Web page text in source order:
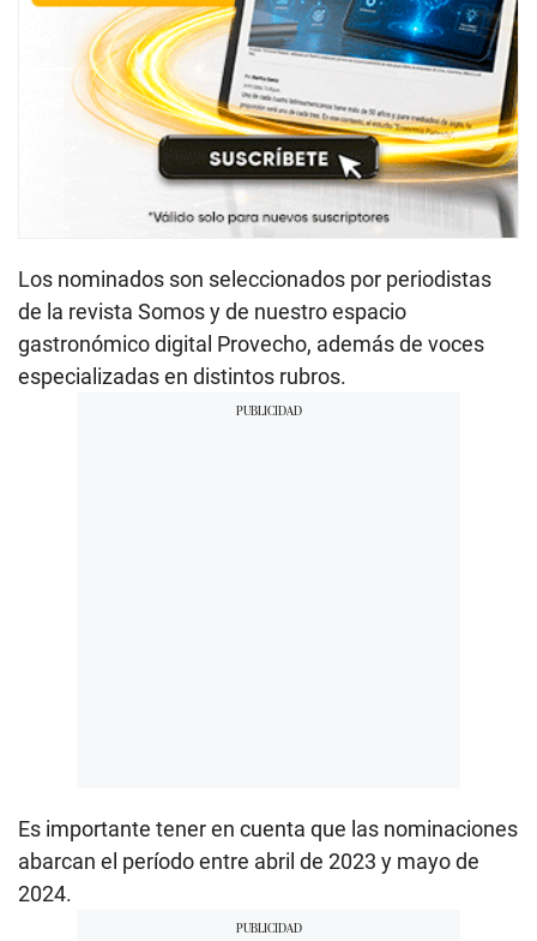
Los nominados son seleccionados por periodistas
de la revista Somos y de nuestro espacio
gastronómico digital Provecho, además de voces
especializadas en distintos rubros.
Es importante tener en cuenta que las nominaciones
abarcan el período entre abril de 2023 y mayo de
2024.